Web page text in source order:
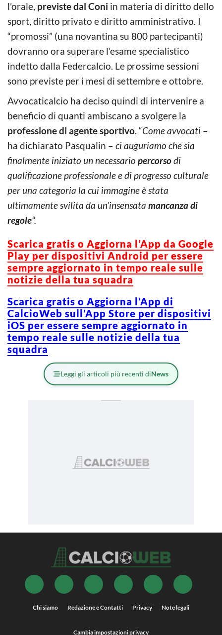
l’orale, previste dal Coni in materia di diritto dello
sport, diritto privato e diritto amministrativo. I
“promossi” (una novantina su 800 partecipanti)
dovranno ora superare l’esame specialistico
indetto dalla Federcalcio. Le prossime sessioni
sono previste per i mesi di settembre e ottobre.
Avvocaticalcio ha deciso quindi di intervenire a
beneficio di quanti ambiscano a svolgere la
professione di agente sportivo. “Come avvocati –
ha dichiarato Pasqualin – ci auguriamo che sia
finalmente iniziato un necessario percorsodi
qualificazione professionale e di progresso culturale
per una categoria la cui immagine è stata
ultimamente svilita da un’insensata mancanza di
regole“.
Scarica gratis o Aggiorna l’App da Google
Play per dispositivi Android per essere
sempre aggiornato in tempo reale sulle
notizie della tua squadra
Scarica gratis o Aggiorna l’App di
CalcioWeb sull’App Store per dispositivi
iOS per essere sempre aggiornato in
tempo reale sulle notizie della tua
squadra
Leggi gli articoli più recenti diNews
Chi siamo Redazione e Contatti Privacy Note legali
Cambia impostazioni privacy